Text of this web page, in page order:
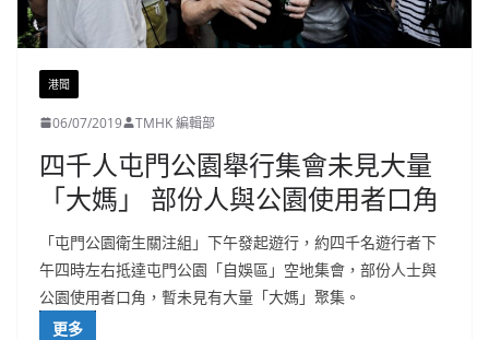
港聞
06/07/2019 TMHK 編輯部
四千人屯門公園舉行集會未見大量
「大媽」 部份人與公園使用者口角
「屯門公園衛生關注組」下午發起遊行，約四千名遊行者下
午四時左右抵達屯門公園「自娛區」空地集會，部份人士與
公園使用者口角，暫未見有大量「大媽」聚集。
更多